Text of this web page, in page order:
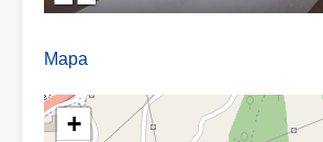
Mapa
+